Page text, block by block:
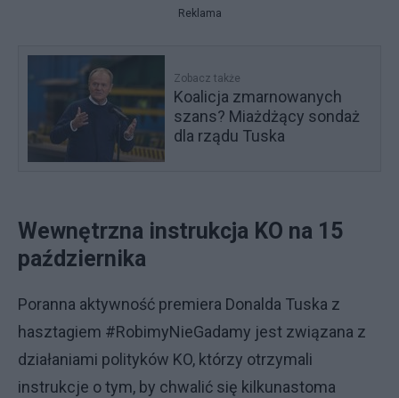
Reklama
Zobacz także
Koalicja zmarnowanych
szans? Miażdżący sondaż
dla rządu Tuska
Wewnętrzna instrukcja KO na 15
października
Poranna aktywność premiera Donalda Tuska z
hasztagiem #RobimyNieGadamy jest związana z
działaniami polityków KO, którzy otrzymali
instrukcje o tym, by chwalić się kilkunastoma